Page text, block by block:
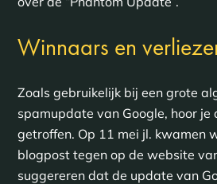
Winnaars en
Zoals gebruikelijk bij een grote
spamupdate van Google, hoor je
getroffen. Op 11 mei jl. kwamen
blogpost tegen op de website
suggereren dat de update van